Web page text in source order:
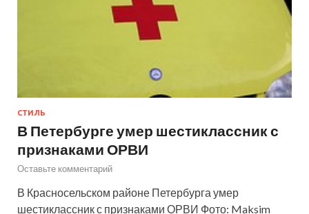
СТИЛЬ
В Петербурге умер шестиклассник с
признаками ОРВИ
Оставьте комментарий
В Красносельском районе Петербурга умер
шестиклассник с признаками ОРВИ Фото: Maksim